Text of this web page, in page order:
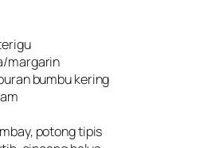
margarin
bumbu kering
potong tipis